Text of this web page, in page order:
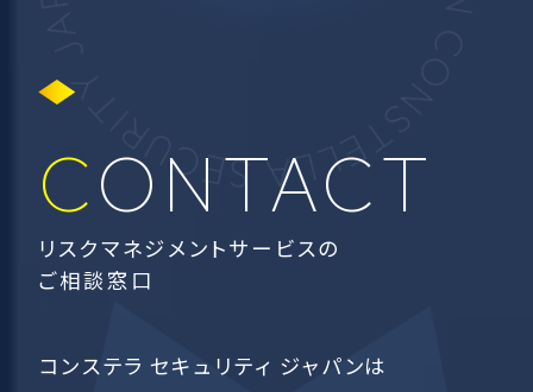
CONTACT
リスクマネジメントサービスの
ご相談窓口
コンステラ セキュリティ ジャパンは